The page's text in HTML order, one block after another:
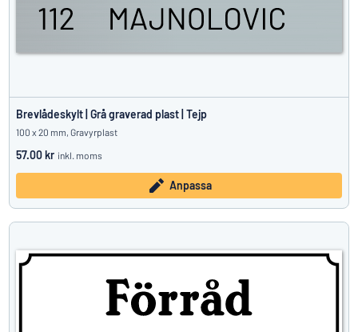
Brevlådeskylt | Grå graverad plast | Tejp
100 x 20 mm, Gravyrplast
57.00 kr inkl. moms
Anpassa